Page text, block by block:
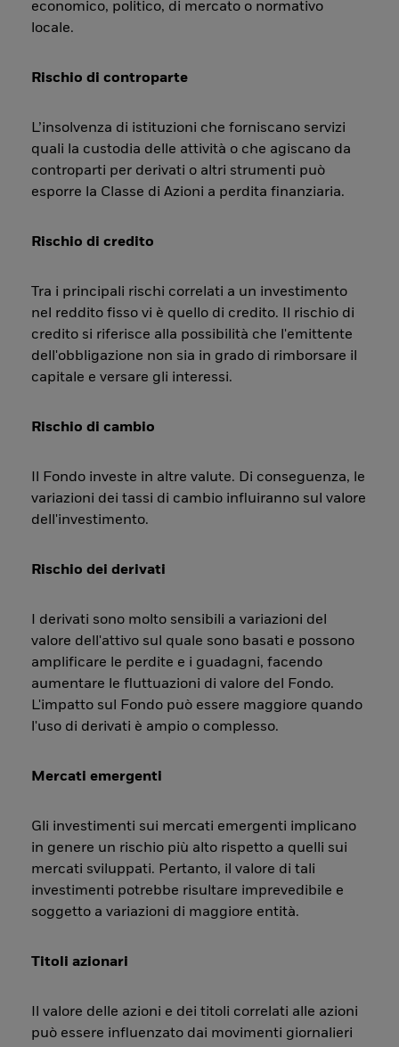
economico, politico, di mercato o normativo
locale.
Rischio di controparte
L’insolvenza di istituzioni che forniscano servizi
quali la custodia delle attività o che agiscano da
controparti per derivati o altri strumenti può
esporre la Classe di Azioni a perdita finanziaria.
Rischio di credito
Tra i principali rischi correlati a un investimento
nel reddito fisso vi è quello di credito. Il rischio di
credito si riferisce alla possibilità che l'emittente
dell'obbligazione non sia in grado di rimborsare il
capitale e versare gli interessi.
Rischio di cambio
Il Fondo investe in altre valute. Di conseguenza, le
variazioni dei tassi di cambio influiranno sul valore
dell'investimento.
Rischio dei derivati
I derivati sono molto sensibili a variazioni del
valore dell'attivo sul quale sono basati e possono
amplificare le perdite e i guadagni, facendo
aumentare le fluttuazioni di valore del Fondo.
L'impatto sul Fondo può essere maggiore quando
l'uso di derivati è ampio o complesso.
Mercati emergenti
Gli investimenti sui mercati emergenti implicano
in genere un rischio più alto rispetto a quelli sui
mercati sviluppati. Pertanto, il valore di tali
investimenti potrebbe risultare imprevedibile e
soggetto a variazioni di maggiore entità.
Titoli azionari
Il valore delle azioni e dei titoli correlati alle azioni
può essere influenzato dai movimenti giornalieri